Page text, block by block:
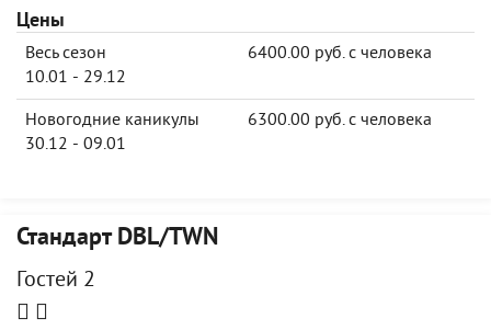
Цены
Весь сезон
10.01 - 29.12
6400.00 руб. с человека
Новогодние каникулы
30.12 - 09.01
6300.00 руб. с человека
Стандарт DBL/TWN
Гостей 2